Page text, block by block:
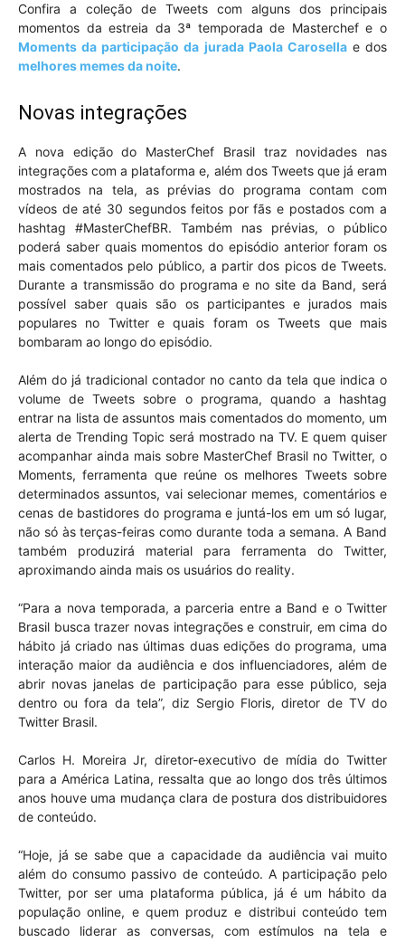
Confira a coleção de Tweets com alguns dos principais
momentos da estreia da 3ª temporada de Masterchef e o
Moments da participação da jurada Paola Carosellae dos
melhores memes da noite.
Novas integrações
A nova edição do MasterChef Brasil traz novidades nas
integrações com a plataforma e, além dos Tweets que já eram
mostrados na tela, as prévias do programa contam com
vídeos de até 30 segundos feitos por fãs e postados com a
hashtag #MasterChefBR. Também nas prévias, o público
poderá saber quais momentos do episódio anterior foram os
mais comentados pelo público, a partir dos picos de Tweets.
Durante a transmissão do programa e no site da Band, será
possível saber quais são os participantes e jurados mais
populares no Twitter e quais foram os Tweets que mais
bombaram ao longo do episódio.
Além do já tradicional contador no canto da tela que indica o
volume de Tweets sobre o programa, quando a hashtag
entrar na lista de assuntos mais comentados do momento, um
alerta de Trending Topic será mostrado na TV. E quem quiser
acompanhar ainda mais sobre MasterChef Brasil no Twitter, o
Moments, ferramenta que reúne os melhores Tweets sobre
determinados assuntos, vai selecionar memes, comentários e
cenas de bastidores do programa e juntá-los em um só lugar,
não só às terças-feiras como durante toda a semana. A Band
também produzirá material para ferramenta do Twitter,
aproximando ainda mais os usuários do reality.
“Para a nova temporada, a parceria entre a Band e o Twitter
Brasil busca trazer novas integrações e construir, em cima do
hábito já criado nas últimas duas edições do programa, uma
interação maior da audiência e dos influenciadores, além de
abrir novas janelas de participação para esse público, seja
dentro ou fora da tela”, diz Sergio Floris, diretor de TV do
Twitter Brasil.
Carlos H. Moreira Jr, diretor-executivo de mídia do Twitter
para a América Latina, ressalta que ao longo dos três últimos
anos houve uma mudança clara de postura dos distribuidores
de conteúdo.
“Hoje, já se sabe que a capacidade da audiência vai muito
além do consumo passivo de conteúdo. A participação pelo
Twitter, por ser uma plataforma pública, já é um hábito da
população online, e quem produz e distribui conteúdo tem
buscado liderar as conversas, com estímulos na tela e